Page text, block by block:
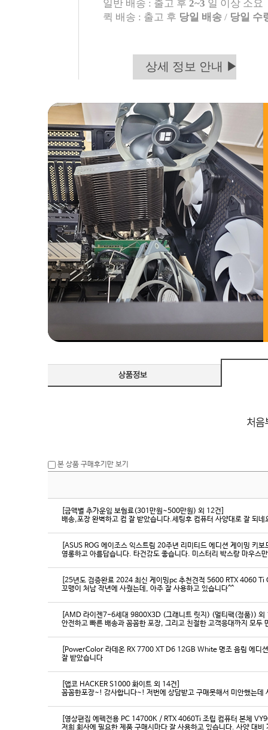
일반 배송 : 출고 후 2~3 일 이상 소요
퀵 배송 : 출고 후 당일 배송 / 당일 수
상세 정보 안내 ▶
본 상품 구매후기만 보기
[금액별 추가운임 보험료(301만원~500만원) 외 12건]
배송,포장 완벽하고 컴 잘 받았습니다.세팅후 컴퓨터 사양대로 잘 되
[ASUS ROG 에이조스 익스트림 20주년 리미티드 에디션 게이밍 키
영롱하고 아름답습니다. 타건감도 좋습니다. 미스터리 박스랑 마우스
[25년도 검증완료 2024 최신 게이밍pc 추천견적 5600 RTX 4060
꼬맹이 처남 작년에 사줬는데, 아주 잘 사용하고 있습니다^^
[AMD 라이젠7-6세대 9800X3D (그래니트 릿지) (멀티팩(정품)) 외
[PowerColor 라데온 RX 7700 XT D6 12GB White 명조 음림 에디
잘 받았습니다
[앱코 HACKER S1000 화이트 외 14건]
꼼꼼한포장~! 감사합니다~! 저번에 상담받고 구매못해서 미안했는
[영상편집 에펙전용 PC 14700K / RTX 4060Ti 조립 컴퓨터 본체